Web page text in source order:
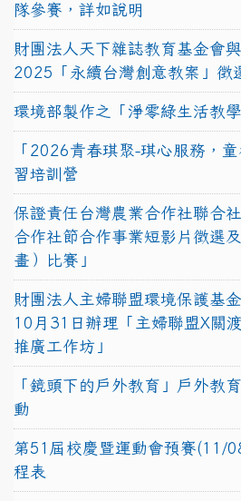
隊參賽，詳如說明
財團法人天下雜誌教育基金會
2025「永續台灣創意教案」徵
環境部製作之「淨零綠生活教
「2026青春琪聚-琪心服務，
習培訓營
保證責任台灣農業合作社聯合
合作社節合作事業短影片徵選
畫）比賽」
財團法人主婦聯盟環境保護基
10月31日辦理「主婦聯盟X關
推廣工作坊」
「鏡頭下的戶外教育」戶外教
動
第51屆校慶暨運動會預賽(11/
程表